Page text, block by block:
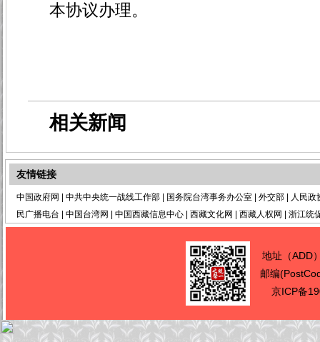
本协议办理。
相关新闻
友情链接
中国政府网 中共中央统一战线工作部 国务院台湾事务办公室 外交部
人民政
民广播电台
中国台湾网 中国西藏信息中心 西藏文化网 西藏人权网 浙江统
地址（ADD
邮编
京ICP备